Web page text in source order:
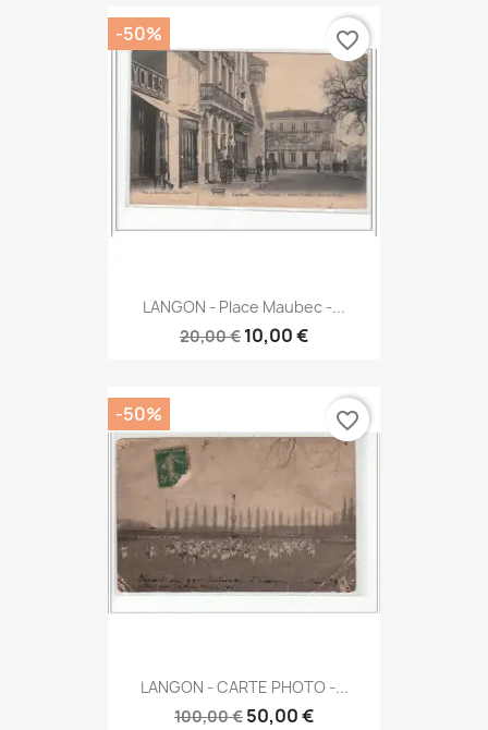
LANGON - Place Maubec -...
20,00 € 10,00 €
-50% favorite_border
LANGON - CARTE PHOTO -...
100,00 € 50,00 €
-50% favorite_border